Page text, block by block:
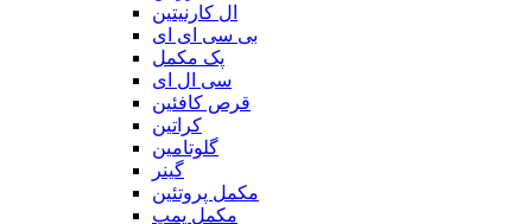
ال کارنیتین
بی سی ای ای
پک مکمل
سی ال ای
قرص کافئین
کراتین
گلوتامین
گینر
مکمل پروتئین
مکمل پمپ